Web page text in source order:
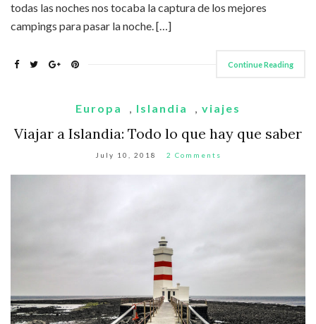
todas las noches nos tocaba la captura de los mejores
campings para pasar la noche. […]
Continue Reading
Europa , Islandia , viajes
Viajar a Islandia: Todo lo que hay que saber
July 10, 2018 2 Comments